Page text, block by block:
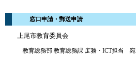
窓口申請・郵送申請
上尾市教育委員会
教育総務部 教育総務課 庶務・ICT担当 宛